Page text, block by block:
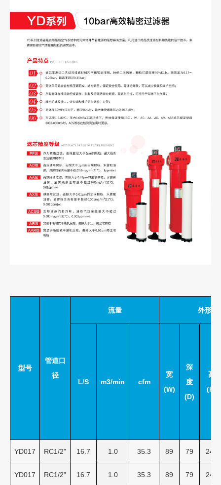
型号
管道口
径
流量 外形规
L/S m3/min cfm
宽
(W)
深
度
(D)
高
(H)
YD017 RC1/2" 16.7 1.0 35.3 89 79 246
YD017 RC1/2" 16.7 1.0 35.3 89 79 246